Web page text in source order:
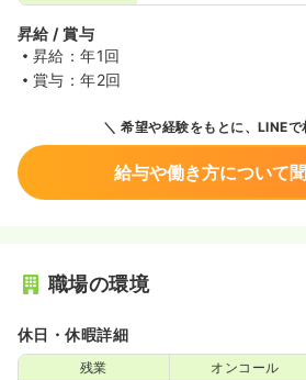
昇給 / 賞与
昇給：年1回
賞与：年2回
希望や経験をもとに、LINEで
給与や働き方について
職場の環境
休日・休暇詳細
残業 オンコール